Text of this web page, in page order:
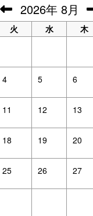
2026年 8月
火 水 木
4 5 6
11 12 13
18 19 20
25 26 27